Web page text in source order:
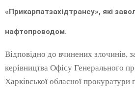
«Прикарпатзахідтрансу», які
нафтопроводом.
Відповідно до вчинених злочинів,
керівництва Офісу Генерального
Харківської обласної прокуратури